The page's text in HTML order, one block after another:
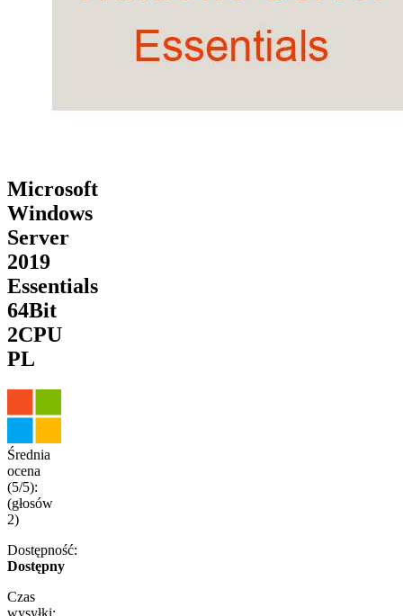
Microsoft
Windows
Server
2019
Essentials
64Bit
2CPU
PL
Średnia
ocena
(5/5):
(głosów
2)
Dostępność:
Dostępny
Czas
wysyłki: